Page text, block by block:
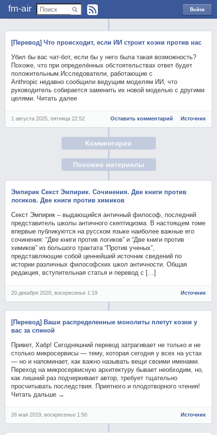
fm-air
Войти
через
[Перевод] Что происходит, если ИИ строит козни против нас
Убил бы вас чат-бот, если бы у него была такая возможность?
Похоже, что при определённых обстоятельствах ответ будет
положительным.Исследователи, работающие с
Anthropic недавно сообщили ведущим моделям ИИ, что
руководитель собирается заменить их новой моделью с другими
целями. Читать далее
1 августа 2025, пятница 22:52 Оставить комментарий Источник
Комментарии
Похожие материалы
Эмпирик Секст Эмпирик. Сочинения. Две книги против
логиков. Две книги против химиков
Секст Эмпирик – выдающийся античный философ, последний
представитель школы античного скептицизма. В настоящем томе
впервые публикуются на русском языке наиболее важные его
сочинения: “Две книги против логиков” и “Две книги против
химиков” из большого трактата “Против ученых”,
представляющие собой ценнейший источник сведений по
истории различных философских школ античности. Общая
редакция, вступительная статья и перевод с […]
20 декабря 2020, воскресенье 1:19 Источник
[Перевод] Ваши распределенные монолиты плетут козни у
вас за спиной
Привет, Хабр! Сегодняшний перевод затрагивает не только и не
столько микросервисы — тему, которая сегодня у всех на устах
— но и напоминает, как важно называть вещи своими именами.
Переход на микросервисную архитектуру бывает необходим, но,
как лишний раз подчеркивает автор, требует тщательно
просчитывать последствия. Приятного и плодотворного чтения!
Читать дальше →
26 мая 2019, воскресенье 1:50 Источник